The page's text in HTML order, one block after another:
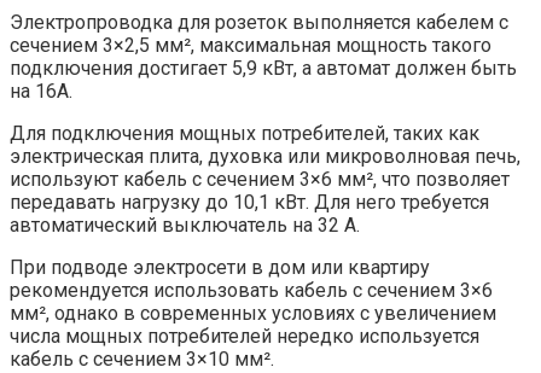
Электропроводка для розеток выполняется кабелем с
сечением 3×2,5 мм², максимальная мощность такого
подключения достигает 5,9 кВт, а автомат должен быть
на 16А.
Для подключения мощных потребителей, таких как
электрическая плита, духовка или микроволновая печь,
используют кабель с сечением 3×6 мм², что позволяет
передавать нагрузку до 10,1 кВт. Для него требуется
автоматический выключатель на 32 А.
При подводе электросети в дом или квартиру
рекомендуется использовать кабель с сечением 3×6
мм², однако в современных условиях с увеличением
числа мощных потребителей нередко используется
кабель с сечением 3×10 мм².